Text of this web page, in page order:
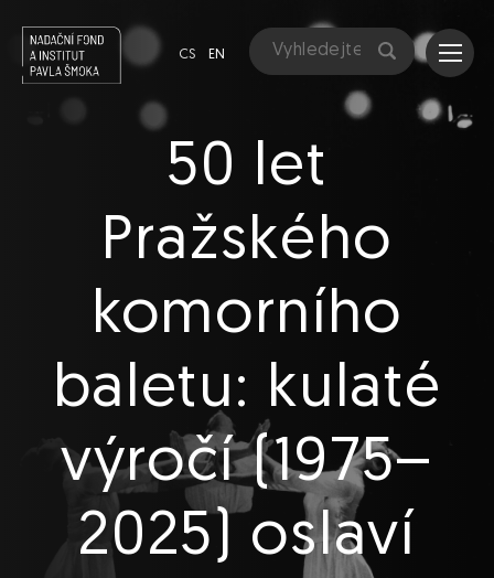
CS EN
50 let
Pražského
komorního
baletu: kulaté
výročí (1975–
2025) oslaví